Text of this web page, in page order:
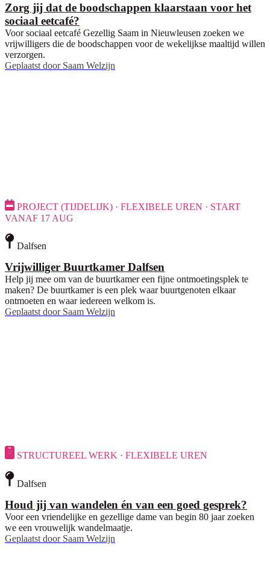
Zorg jij dat de boodschappen klaarstaan voor het
sociaal eetcafé?
Voor sociaal eetcafé Gezellig Saam in Nieuwleusen zoeken we
vrijwilligers die de boodschappen voor de wekelijkse maaltijd willen
verzorgen.
Geplaatst door Saam Welzijn
PROJECT (TIJDELIJK) · FLEXIBELE UREN · START
VANAF 17 AUG
Dalfsen
Vrijwilliger Buurtkamer Dalfsen
Help jij mee om van de buurtkamer een fijne ontmoetingsplek te
maken? De buurtkamer is een plek waar buurtgenoten elkaar
ontmoeten en waar iedereen welkom is.
Geplaatst door Saam Welzijn
STRUCTUREEL WERK · FLEXIBELE UREN
Dalfsen
Houd jij van wandelen én van een goed gesprek?
Voor een vriendelijke en gezellige dame van begin 80 jaar zoeken
we een vrouwelijk wandelmaatje.
Geplaatst door Saam Welzijn